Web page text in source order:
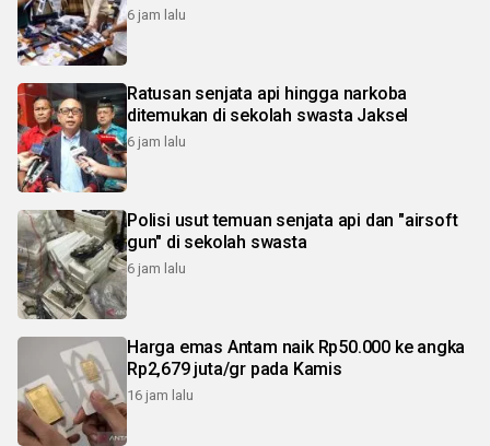
6 jam lalu
Ratusan senjata api hingga narkoba
ditemukan di sekolah swasta Jaksel
6 jam lalu
Polisi usut temuan senjata api dan "airsoft
gun" di sekolah swasta
6 jam lalu
Harga emas Antam naik Rp50.000 ke angka
Rp2,679 juta/gr pada Kamis
16 jam lalu